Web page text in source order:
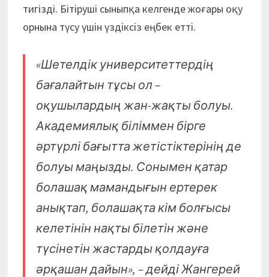
тигізді. Бітіруші сыныпқа келгенде жоғары оқу
орнына түсу үшін үздіксіз еңбек етті.
«Шетелдік университеттердің
бағалайтын тұсы ол –
оқушылардың жан-жақты болуы.
Академиялық біліммен бірге
әртүрлі бағытта жетістіктерінің де
болуы маңызды. Сонымен қатар
болашақ мамандығын ертерек
анықтап, болашақта кім болғысы
келетінін нақты білетін және
түсінетін жастарды қолдауға
әрқашан дайын», – дейді Жангерей